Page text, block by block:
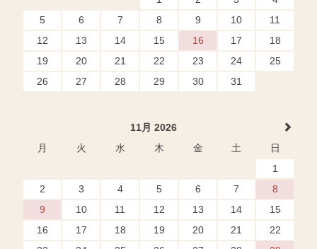
5
6 7 8 9 10
11
12
13 14 15 16 17
18
19
20 21 22 23 24
25
26
27 28 29 30 31
11月 2026
月
火 水 木 金 土
日
1
2
3 4 5 6 7
8
9
10 11 12 13 14
15
16
17 18 19 20 21
22